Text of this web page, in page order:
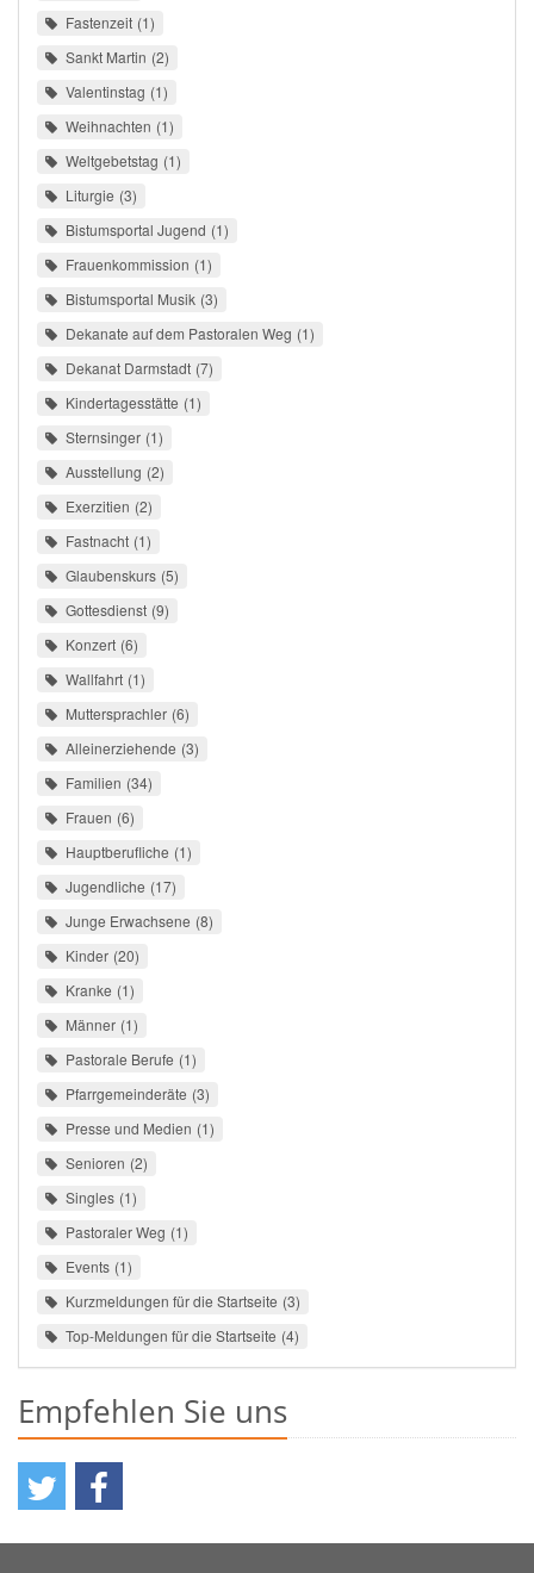
Fastenzeit 1
Sankt Martin 2
Valentinstag 1
Weihnachten 1
Weltgebetstag 1
Liturgie 3
Bistumsportal Jugend 1
Frauenkommission 1
Bistumsportal Musik 3
Dekanate auf dem Pastoralen Weg 1
Dekanat Darmstadt 7
Kindertagesstätte 1
Sternsinger 1
Ausstellung 2
Exerzitien 2
Fastnacht 1
Glaubenskurs 5
Gottesdienst 9
Konzert 6
Wallfahrt 1
Muttersprachler 6
Alleinerziehende 3
Familien 34
Frauen 6
Hauptberufliche 1
Jugendliche 17
Junge Erwachsene 8
Kinder 20
Kranke 1
Männer 1
Pastorale Berufe 1
Pfarrgemeinderäte 3
Presse und Medien 1
Senioren 2
Singles 1
Pastoraler Weg 1
Events 1
Kurzmeldungen für die Startseite 3
Top-Meldungen für die Startseite 4
Empfehlen Sie uns